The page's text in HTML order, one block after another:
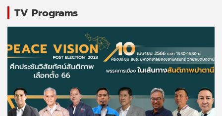
TV Programs